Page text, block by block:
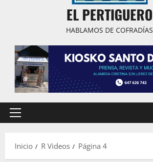
EL PERTIGUERO
HABLAMOS DE COFRADÍAS
Menú
Inicio
R Videos Página 4